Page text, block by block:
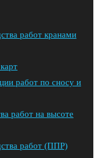
панель
работ кранами
работ по сносу и
работ на высоте
работ (ППР)